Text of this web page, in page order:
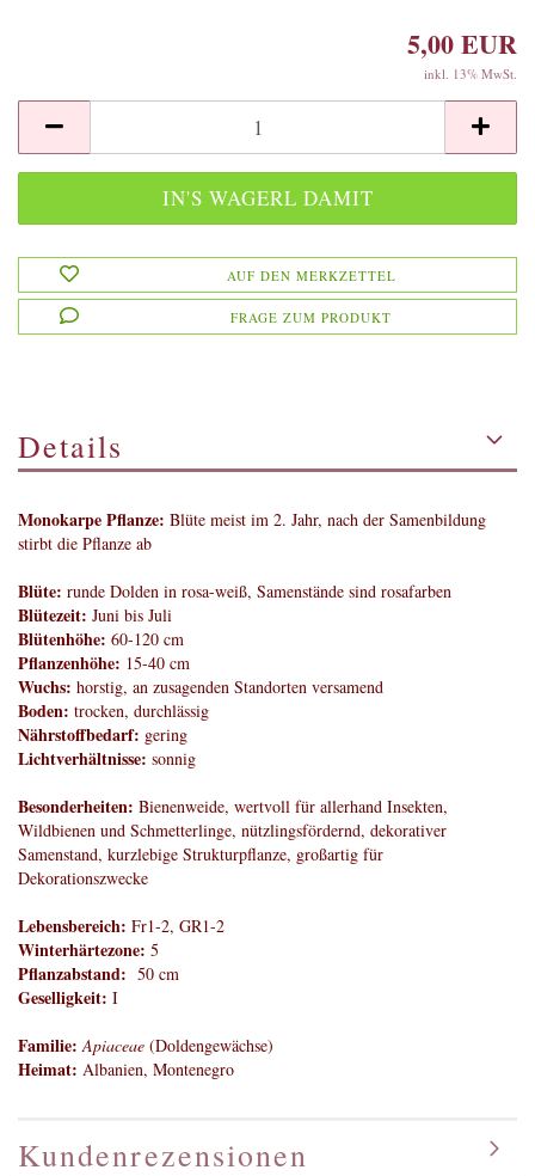
5,00 EUR
inkl. 13% MwSt.
AUF DEN MERKZETTEL
FRAGE ZUM PRODUKT
Details
Monokarpe Pflanze: Blüte meist im 2. Jahr, nach der Samenbildung
stirbt die Pflanze ab
Blüte: runde Dolden in rosa-weiß, Samenstände sind rosafarben
Blütezeit: Juni bis Juli
Blütenhöhe: 60-120 cm
Pflanzenhöhe: 15-40 cm
Wuchs: horstig, an zusagenden Standorten versamend
Boden: trocken, durchlässig
Nährstoffbedarf: gering
Lichtverhältnisse: sonnig
Besonderheiten: Bienenweide, wertvoll für allerhand Insekten,
Wildbienen und Schmetterlinge, nützlingsfördernd, dekorativer
Samenstand, kurzlebige Strukturpflanze, großartig für
Dekorationszwecke
Lebensbereich: Fr1-2, GR1-2
Winterhärtezone: 5
Pflanzabstand: 50 cm
Geselligkeit: I
Familie: Apiaceae (Doldengewächse)
Heimat: Albanien, Montenegro
Kundenrezensionen